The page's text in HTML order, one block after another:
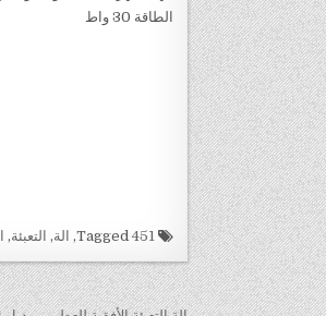
الطاقة 30 واط
451
, الة, التعبئة,